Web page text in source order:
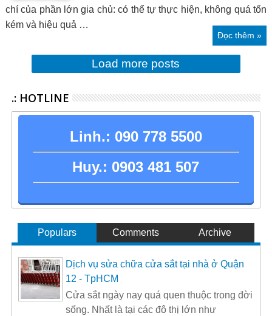
chí của phần lớn gia chủ: có thể tự thực hiện, không quá tốn
kém và hiệu quả …
Đọc thêm »
Load more posts
.: HOTLINE
Linh.: 090 778 5500
Huy.: 0903 481 507
Populars Comments Archive
Dịch vụ sửa chữa cửa sắt tại nhà ở Quận
12 - TpHCM
Cửa sắt ngày nay quá quen thuộc trong đời
sống. Nhất là tại các đô thị lớn như